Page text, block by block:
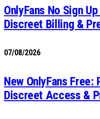
OnlyFans No Sign
Discreet Billing &
07/08/2026
New OnlyFans
Discreet Access &